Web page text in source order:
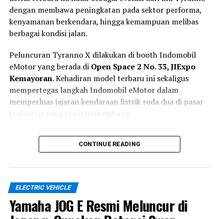
dengan membawa peningkatan pada sektor performa,
kenyamanan berkendara, hingga kemampuan melibas
berbagai kondisi jalan.
Peluncuran Tyranno X dilakukan di booth Indomobil
eMotor yang berada di Open Space 2 No. 33, JIExpo
Kemayoran. Kehadiran model terbaru ini sekaligus
mempertegas langkah Indomobil eMotor dalam
memperluas jajaran kendaraan listrik roda dua di pasar
Indonesia yang terus berkembang.
Lebih Siap untuk Mobilitas Harian
dan Petualangan Ringan
penggunaan perkotaan, Tyranno X dikembangkan
sebagai motor listrik serbaguna yang mampu
mendukung mobilitas harian sekaligus aktivitas luar
CONTINUE READING
ELECTRIC VEHICLE
Yamaha JOG E Resmi Meluncur di